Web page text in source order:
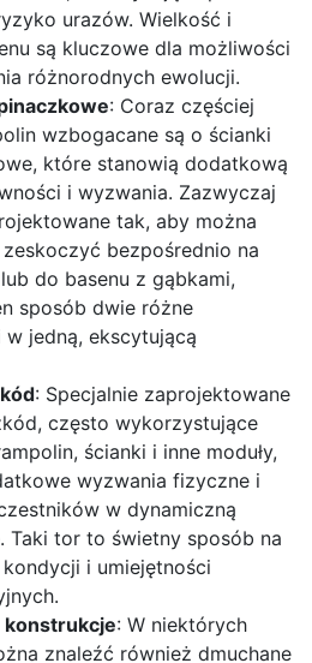
urazów. Wielkość i
są kluczowe dla możliwości
różnorodnych ewolucji.
: Coraz częściej
wzbogacane są o ścianki
które stanowią dodatkową
i wyzwania. Zazwyczaj
tak, aby można
zeskoczyć bezpośrednio na
do basenu z gąbkami,
sposób dwie różne
jedną, ekscytującą
: Specjalnie zaprojektowane
często wykorzystujące
ścianki i inne moduły,
wyzwania fizyczne i
w dynamiczną
Taki tor to świetny sposób na
i umiejętności
konstrukcje: W niektórych
znaleźć również dmuchane